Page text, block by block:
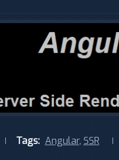
Tags: Angular, SSR